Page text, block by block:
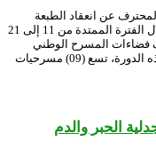
عن انعقاد الطبعة
الرابعة عشرة من هذا الحدث المسرحي الكبير، خلال الفترة الممتدة من 11 إلى 21
فضاءات المسرح الوطني
الجزائري “محي الدين بشطارزي”. تتنافس خلال هذه الدورة، تسع (09) مسرحيات
الحبر والدم